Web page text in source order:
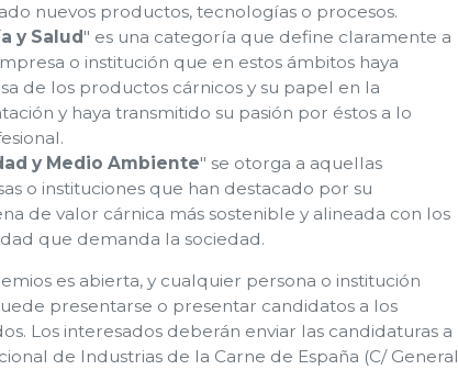
nuevos productos, tecnologías o procesos.
y Salud" es una categoría que define claramente a
o institución que en estos ámbitos haya
de los productos cárnicos y su papel en la
y haya transmitido su pasión por éstos a lo
y Medio Ambiente" se otorga a aquellas
o instituciones que han destacado por su
de valor cárnica más sostenible y alineada con los
que demanda la sociedad.
es abierta, y cualquier persona o institución
presentarse o presentar candidatos a los
Los interesados deberán enviar las candidaturas a
de Industrias de la Carne de España (C/ General